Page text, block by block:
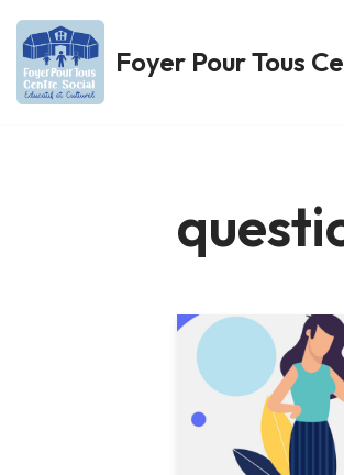
Aller
au
Foyer Pour Tous